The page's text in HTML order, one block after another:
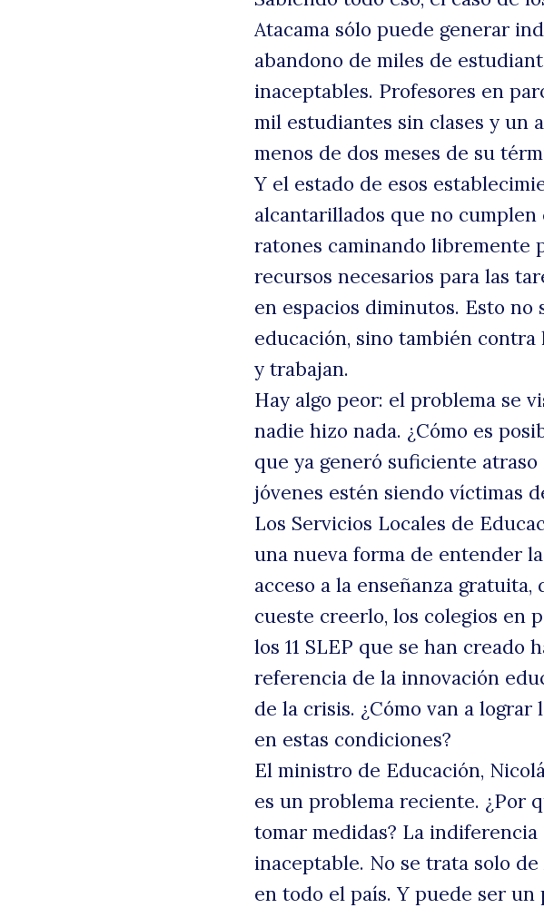
Buscar
Atacama sólo puede generar
abandono de miles de
inaceptables. Profesores en
mil estudiantes sin clases y un
menos de dos meses de su
Y el estado de esos
alcantarillados que no cumplen
ratones caminando libremente
recursos necesarios para las
en espacios diminutos. Esto
educación, sino también
y trabajan.
Hay algo peor: el problema se
nadie hizo nada. ¿Cómo es
que ya generó suficiente
jóvenes estén siendo víctimas
Los Servicios Locales de
una nueva forma de entender
acceso a la enseñanza
cueste creerlo, los colegios en
los 11 SLEP que se han creado
referencia de la innovación
de la crisis. ¿Cómo van a
en estas condiciones?
El ministro de Educación,
es un problema reciente. ¿Por
tomar medidas? La
inaceptable. No se trata solo
en todo el país. Y puede ser